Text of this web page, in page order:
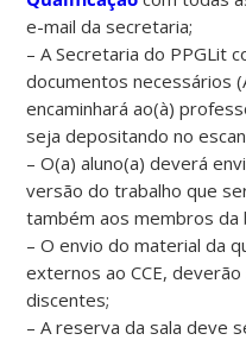
e-mail da secretaria;
– A Secretaria do PPGLit
documentos necessários
encaminhará ao(à)
seja depositando no
– O(a) aluno(a) deverá
versão do trabalho que
também aos membros da
– O envio do material da
externos ao CCE,
discentes;
– A reserva da sala deve